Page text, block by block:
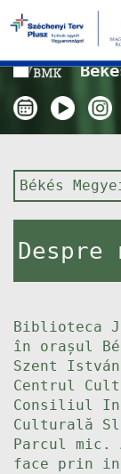
Despre
Biblioteca
în orașul
Szent
Centrul
Consiliul
Culturală
Parcul
face prin